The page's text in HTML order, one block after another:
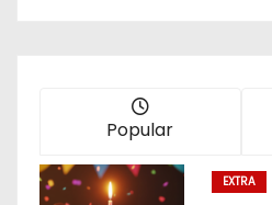
Popular
EXTRA